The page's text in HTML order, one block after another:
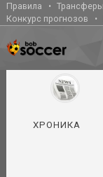
Правила Трансферы
Конкурс прогнозов
ХРОНИКА